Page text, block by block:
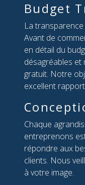
Budget
La
Avant de
en détail du
désagréables
gratuit. Notre
excellent
Chaque
entreprenons
répondre aux
clients. Nous
à votre image.